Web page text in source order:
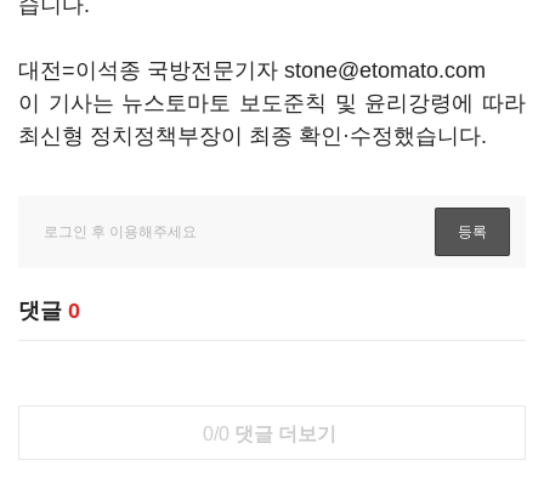
습니다.
대전=이석종 국방전문기자 stone@etomato.com
이 기사는 뉴스토마토 보도준칙 및 윤리강령에 따라
최신형 정치정책부장이 최종 확인·수정했습니다.
댓글 0
0/0 댓글 더보기